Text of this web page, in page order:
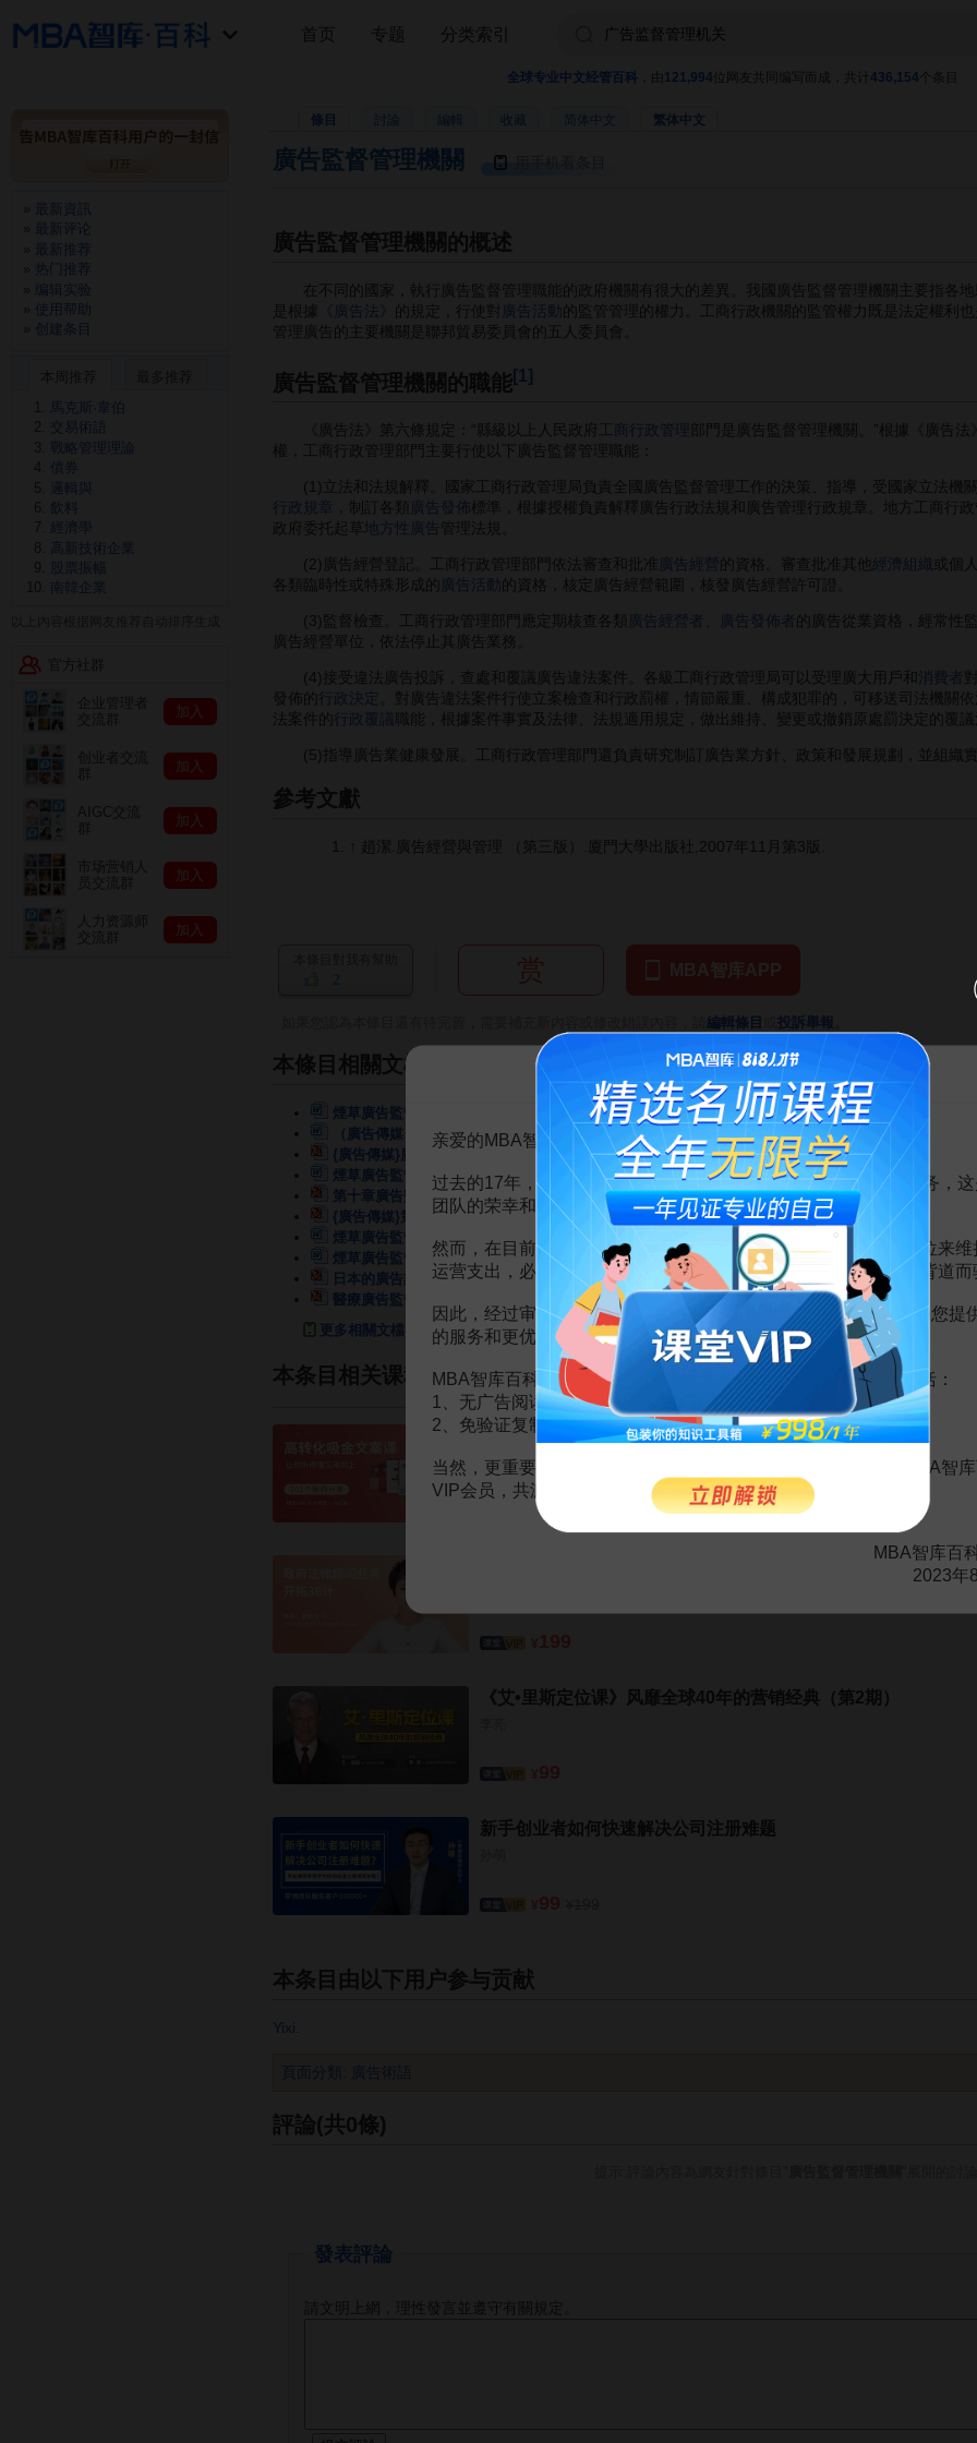
全球专业中文经管百科 121,994 位网友共同编写而成，共计 436,154 个条目
條目 收藏 繁体中文
廣告監督管理機關
廣告監督管理機關的概述
在不同的國家，執行廣告監督管理職能的政府機關有很大的差異。我國廣告監督管理機關主要指各地
是根據
《廣告法》 的規定，行使對 廣告活動 的監管管理的權力。工商行政機關的監管權力既是法定權利也
管理廣告的主要機關是聯邦貿易委員會的五人委員會。
廣告監督管理機關的職能[1]
《廣告法》第六條規定：“縣級以上人民政府 工商行政管理 部門是廣告監督管理機關。”根據《廣告法
權，工商行政管理部門主要行使以下廣告監督管理職能：
(1)立法和法規解釋。國家工商行政管理局負責全國廣告監督管理工作的決策、指導，受國家立法機
行政規章
，制訂各類 廣告發佈
標準，根據授權負責解釋廣告行政法規和廣告管理行政規章。地方工商行
政府委托起草
地方性廣告 管理法規。
(2)廣告經營登記。工商行政管理部門依法審查和批准 廣告經營的資格。審查批准其他 經濟組織 或個
各類臨時性或特殊形成的
廣告活動 的資格，核定廣告經營範圍，核發廣告經營許可證。
(3)監督檢查。工商行政管理部門應定期核查各類 廣告經營者 廣告發佈者 的廣告從業資格，經常性
廣告經營單位，依法停止其廣告業務。
(4)接受違法廣告投訴，查處和覆議廣告違法案件。各級工商行政管理局可以受理廣大用戶和 消費者
發佈的 行政決定 。對廣告違法案件行使立案檢查和行政罰權，情節嚴重、構成犯罪的，可移送司法機關依
法案件的 行政覆議 職能，根據案件事實及法律、法規適用規定，做出維持、變更或撤銷原處罰決定的覆議
(5)指導廣告業健康發展。工商行政管理部門還負責研究制訂廣告業方針、政策和發展規劃，並組織
參考文獻
趙潔.廣告經營與管理 （第三版）.廈門大學出版社,2007年11月第3版.
2
編輯條目 投訴舉報
本條目相關文檔
煙草廣告監督管理機關及其職能
（廣告傳媒）廣告監督管理題庫 14頁
{廣告傳媒}廣告監督管理講義
煙草廣告監督管理的內容 2頁
第十章廣告監督管理 13頁
{廣告傳媒}第十章廣告監督管理 50頁
煙草廣告監督管理的法律體系 2頁
煙草廣告監督管理的概念及特點
3頁
日本的廣告業及其監督管理 11頁
醫療廣告監督管理
更多相關文檔
本条目相关课程
听得懂，用得上的高转化吸金文案课
MBA智库特邀讲师
¥49
《艾•里斯定位课》风靡全球40年的营销经典（第2期）
新手创业者如何快速解决公司注册难题
本条目由以下用户参与贡献
Yixi
頁面分類
評論(共0條)
發表評論
請文明上網，理性發言並遵守有關規定。
首页 专题 分类索引
最新資訊
最新评论
最新推荐
热门推荐
编辑实验
使用帮助
创建条目
馬克斯·韋伯
交易術語
戰略管理理論
債券
邏輯與
飲料
經濟學
高新技術企業
股票振幅
南韓企業
加入
加入
加入
加入
加入
告MBA智库百科用户的一封信
亲爱的MBA智库百科用户：
过去的17年，百科频道一直以免费公益的形式为大家提供知识服务，这
团队的荣幸和骄傲。
然而，在目前越来越严峻的经营挑战下，单纯依靠不断增加广告位来维
运营支出，必然会越来越影响您的使用体验，这也与我们的初衷背道而
因此，经过审慎地考虑，我们决定推出VIP会员收费制度，以便为您提
的服务和更优质的内容。
MBA智库百科VIP会员（9.9元 / 年， 点击开通），您的权益将包括：
1、无广告阅读；
2、免验证复制。
当然，更重要的是长期以来您对百科频道的支持。诚邀您加入MBA智
VIP会员，共渡难关，共同见证彼此的成长和进步！
MBA智库百
2023年